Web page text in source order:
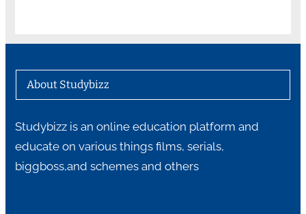
About Studybizz
Studybizz is an online education platform and
educate on various things films, serials,
biggboss,and schemes and others